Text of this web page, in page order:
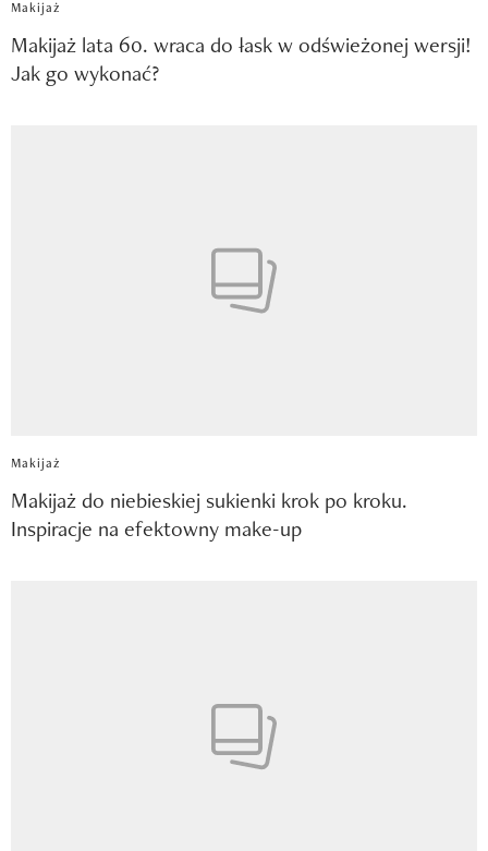
Makijaż
Makijaż lata 60. wraca do łask w odświeżonej wersji!
Jak go wykonać?
Makijaż
Makijaż do niebieskiej sukienki krok po kroku.
Inspiracje na efektowny make-up